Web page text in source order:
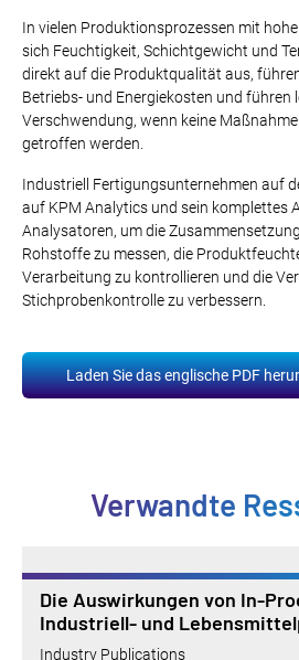
In vielen Produktionsprozessen mit
sich Feuchtigkeit, Schichtgewicht und
direkt auf die Produktqualität aus,
Betriebs- und Energiekosten und führen
Verschwendung, wenn keine
getroffen werden.
Industriell Fertigungsunternehmen auf
auf KPM Analytics und sein komplettes
Analysatoren, um die
Rohstoffe zu messen, die
Verarbeitung zu kontrollieren und die
Stichprobenkontrolle zu verbessern.
Laden Sie das englische PDF
Verwandte
Die Auswirkungen von In-
Industriell- und
Industry Publications